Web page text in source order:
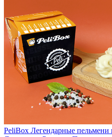
PeliBox Легендарные пельмени